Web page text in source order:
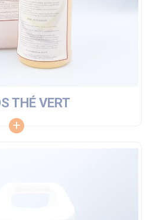
THÉ VERT